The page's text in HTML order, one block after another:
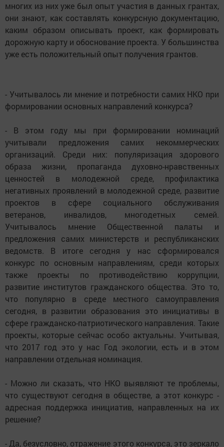
многих из них уже был опыт участия в данных грантах,
они знают, как составлять конкурсную документацию,
каким образом описывать проект, как формировать
дорожную карту и обоснование проекта. У большинства
уже есть положительный опыт получения грантов.
- Учитывалось ли мнение и потребности самих НКО при
формировании основных направлений конкурса?
- В этом году мы при формировании номинаций
учитывали предложения самих некоммерческих
организаций. Среди них: популяризация здорового
образа жизни, пропаганда духовно-нравственных
ценностей в молодежной среде, профилактика
негативных проявлений в молодежной среде, развитие
проектов в сфере социального обслуживания
ветеранов, инвалидов, многодетных семей.
Учитывалось мнение Общественной палаты и
предложения самих министерств и республиканских
ведомств. В итоге сегодня у нас сформировался
конкурс по основным направлениям, среди которых
также проекты по противодействию коррупции,
развитие институтов гражданского общества. Это то,
что популярно в среде местного самоуправления
сегодня, в развитии образования это инициативы в
сфере гражданско-патриотического направления. Такие
проекты, которые сейчас особо актуальны. Учитывая,
что 2017 год это у нас Год экологии, есть и в этом
направлении отдельная номинация.
- Можно ли сказать, что НКО выявляют те проблемы,
что существуют сегодня в обществе, а этот конкурс -
адресная поддержка инициатив, направленных на их
решение?
- Да, безусловно, отражение этого конкурса, это зеркало